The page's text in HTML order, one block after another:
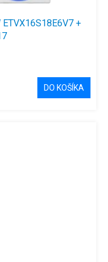
+
DO KOŠÍKA